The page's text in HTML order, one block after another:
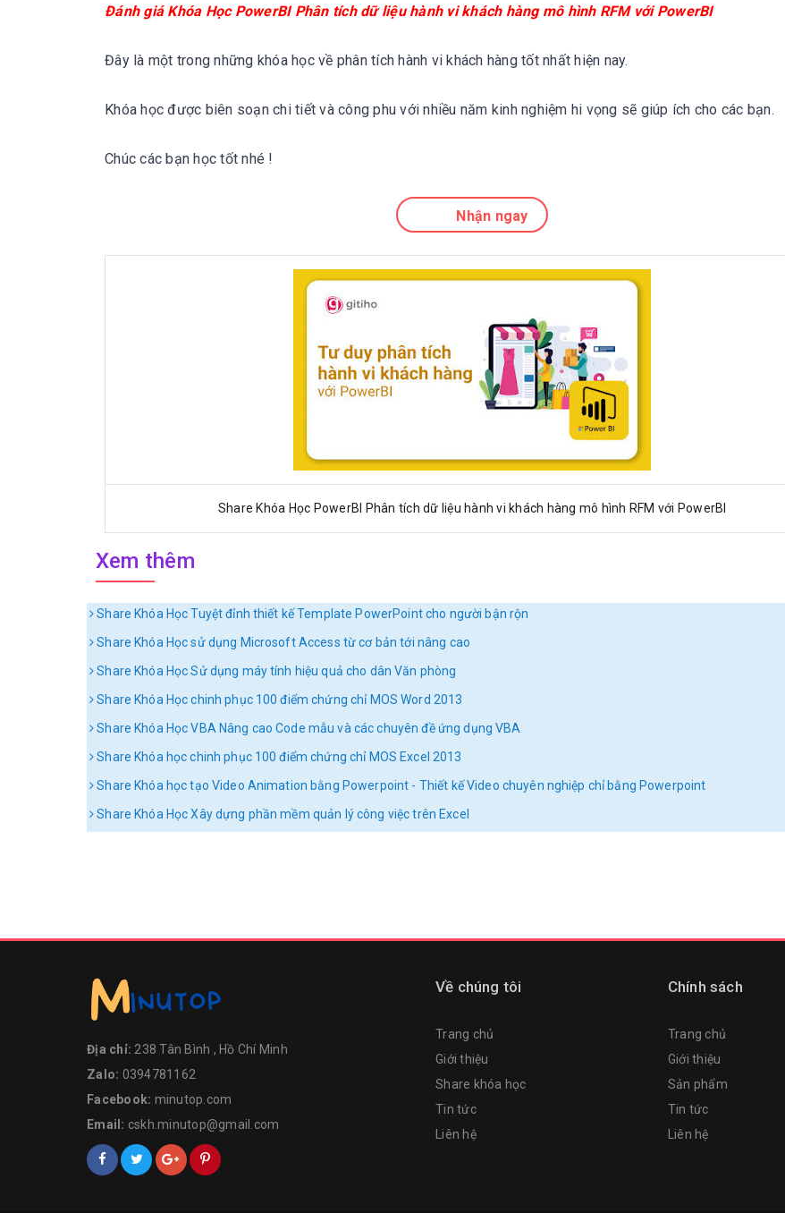
Đánh giá Khóa Học PowerBI Phân tích dữ liệu hành vi khách hàng mô hình RFM với PowerBI
Đây là một trong những khóa học về phân tích hành vi khách hàng tốt nhất hiện nay.
Khóa học được biên soạn chi tiết và công phu với nhiều năm kinh nghiệm hi vọng sẽ giúp ích cho các bạn.
Chúc các bạn học tốt nhé !
Nhận ngay
Share Khóa Học PowerBI Phân tích dữ liệu hành vi khách hàng mô hình RFM với PowerBI
Xem thêm
Share Khóa Học Tuyệt đỉnh thiết kế Template PowerPoint cho người bận rộn
Share Khóa Học sử dụng Microsoft Access từ cơ bản tới nâng cao
Share Khóa Học Sử dụng máy tính hiệu quả cho dân Văn phòng
Share Khóa Học chinh phục 100 điểm chứng chỉ MOS Word 2013
Share Khóa Học VBA Nâng cao Code mẫu và các chuyên đề ứng dụng VBA
Share Khóa học chinh phục 100 điểm chứng chỉ MOS Excel 2013
Share Khóa học tạo Video Animation bằng Powerpoint - Thiết kế Video chuyên nghiệp chỉ bằng Powerpoint
Share Khóa Học Xây dựng phần mềm quản lý công việc trên Excel
Địa chỉ: 238 Tân Bình , Hồ Chí Minh
Zalo: 0394781162
Facebook: minutop.com
Email: cskh.minutop@gmail.com
Về chúng tôi
Trang chủ
Giới thiệu
Share khóa học
Tin tức
Liên hệ
Chính sách
Trang chủ
Giới thiệu
Sản phẩm
Tin tức
Liên hệ